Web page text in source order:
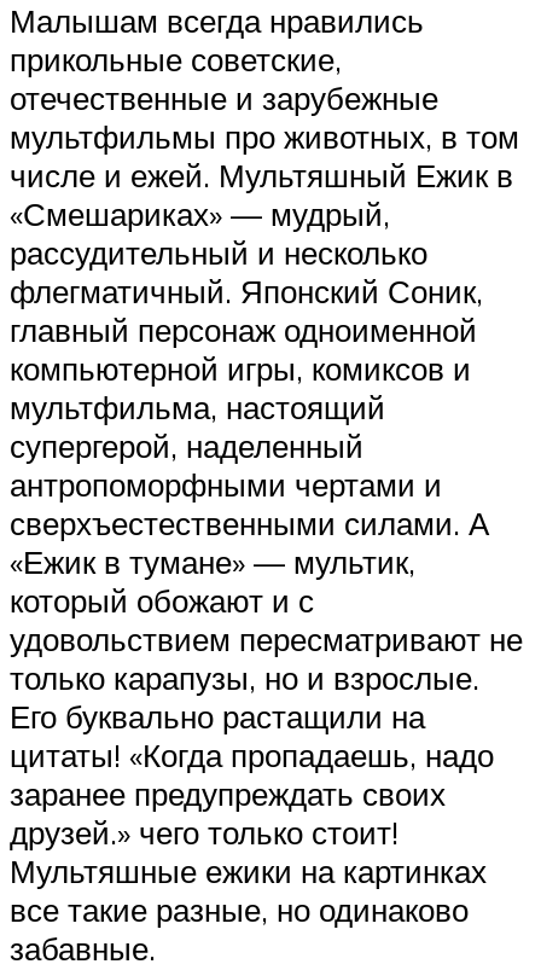
Малышам всегда нравились
прикольные советские,
отечественные и зарубежные
мультфильмы про животных, в том
числе и ежей. Мультяшный Ежик в
«Смешариках» — мудрый,
рассудительный и несколько
флегматичный. Японский Соник,
главный персонаж одноименной
компьютерной игры, комиксов и
мультфильма, настоящий
супергерой, наделенный
антропоморфными чертами и
сверхъестественными силами. А
«Ежик в тумане» — мультик,
который обожают и с
удовольствием пересматривают не
только карапузы, но и взрослые.
Его буквально растащили на
цитаты! «Когда пропадаешь, надо
заранее предупреждать своих
друзей.» чего только стоит!
Мультяшные ежики на картинках
все такие разные, но одинаково
забавные.